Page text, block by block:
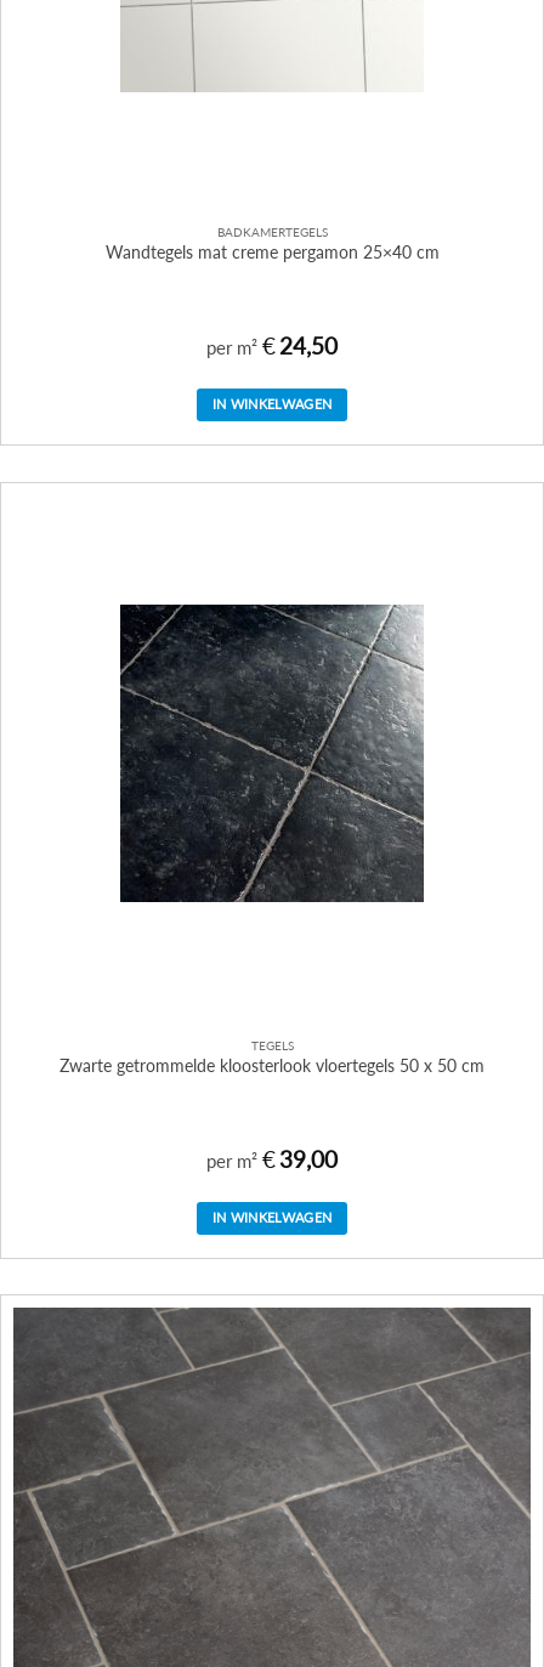
BADKAMERTEGELS
Wandtegels mat creme pergamon 25×40 cm
per m² €24,50
IN WINKELWAGEN
TEGELS
Zwarte getrommelde kloosterlook vloertegels 50 x 50 cm
per m² €39,00
IN WINKELWAGEN